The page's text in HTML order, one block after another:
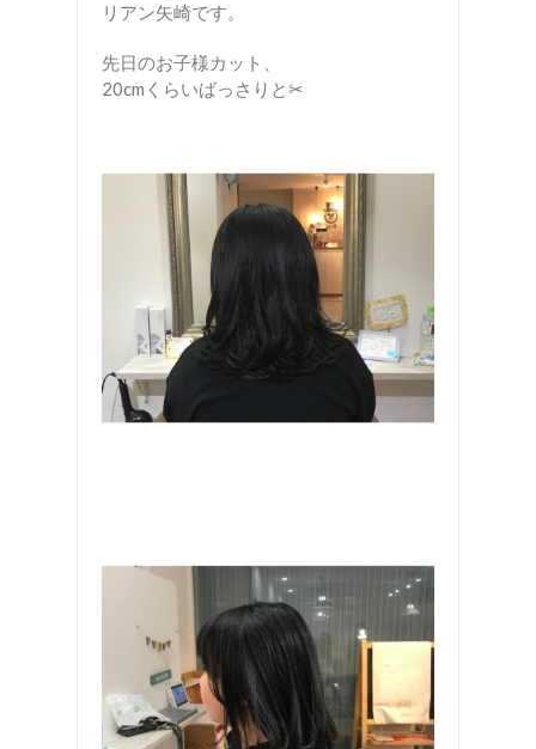
リアン矢崎です。
先日のお子様カット、
20cmくらいばっさりと✂︎